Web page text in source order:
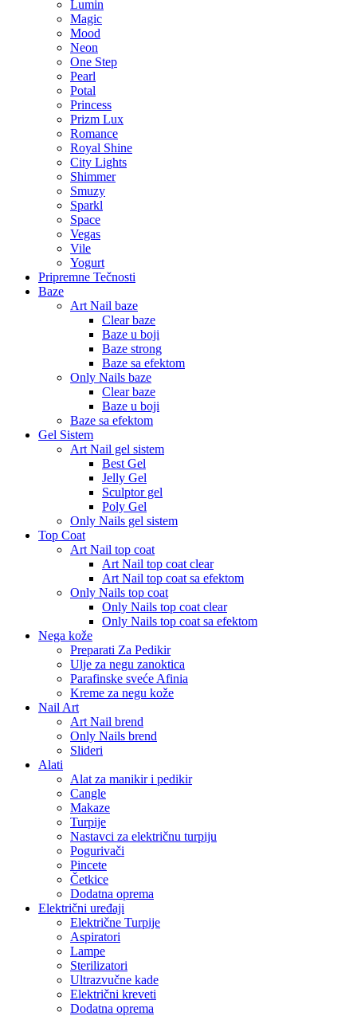
Lumin
Magic
Mood
Neon
One Step
Pearl
Potal
Princess
Prizm Lux
Romance
Royal Shine
City Lights
Shimmer
Smuzy
Sparkl
Space
Vegas
Vile
Yogurt
Pripremne Tečnosti
Baze
Art Nail baze
Clear baze
Baze u boji
Baze strong
Baze sa efektom
Only Nails baze
Clear baze
Baze u boji
Baze sa efektom
Gel Sistem
Art Nail gel sistem
Best Gel
Jelly Gel
Sculptor gel
Poly Gel
Only Nails gel sistem
Top Coat
Art Nail top coat
Art Nail top coat clear
Art Nail top coat sa efektom
Only Nails top coat
Only Nails top coat clear
Only Nails top coat sa efektom
Nega kože
Preparati Za Pedikir
Ulje za negu zanoktica
Parafinske sveće Afinia
Kreme za negu kože
Nail Art
Art Nail brend
Only Nails brend
Slideri
Alati
Alat za manikir i pedikir
Cangle
Makaze
Turpije
Nastavci za električnu turpiju
Pogurivači
Pincete
Četkice
Dodatna oprema
Električni uređaji
Električne Turpije
Aspiratori
Lampe
Sterilizatori
Ultrazvučne kade
Električni kreveti
Dodatna oprema